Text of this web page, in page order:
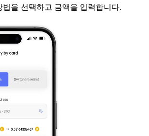
법을 선택하고 금액을 입력합니다.